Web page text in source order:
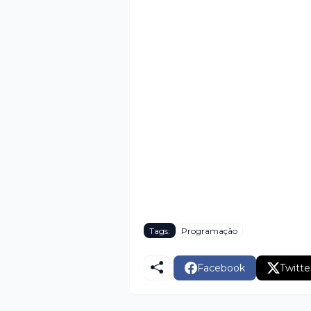
Tags: Programação
Facebook